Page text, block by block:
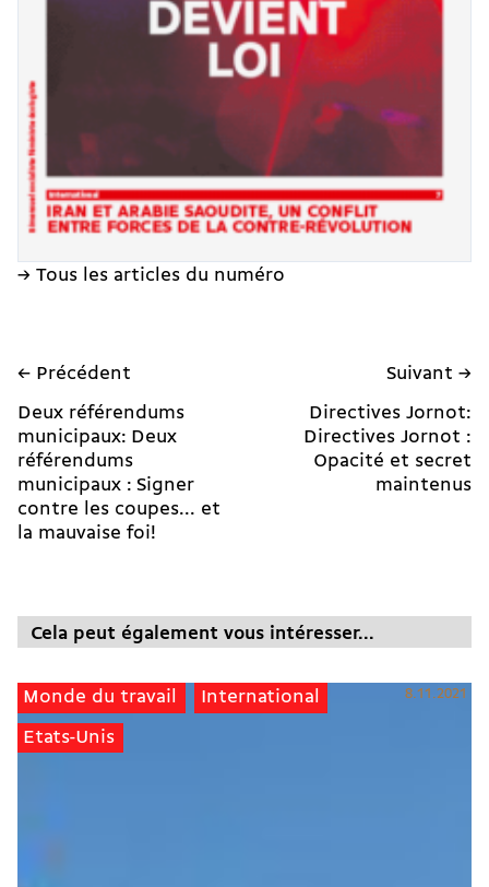
→ Tous les articles du numéro
← Précédent
Deux référendums
municipaux: Deux
référendums
municipaux : Signer
contre les coupes... et
la mauvaise foi!
Suivant →
Directives Jornot:
Directives Jornot :
Opacité et secret
maintenus
Cela peut également vous intéresser...
Monde du travail International
Etats-Unis
8.11.2021